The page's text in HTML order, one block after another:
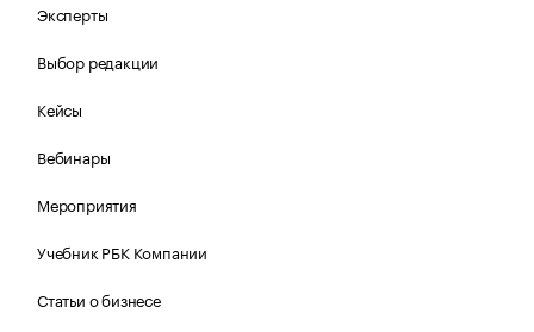
Эксперты
Выбор редакции
Кейсы
Вебинары
Мероприятия
Учебник РБК Компании
Статьи о бизнесе